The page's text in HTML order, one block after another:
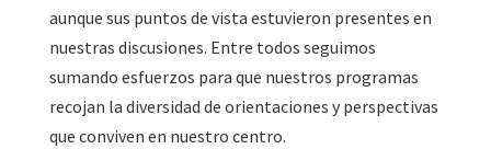
aunque sus puntos de vista estuvieron presentes en
nuestras discusiones. Entre todos seguimos
sumando esfuerzos para que nuestros programas
recojan la diversidad de orientaciones y perspectivas
que conviven en nuestro centro.